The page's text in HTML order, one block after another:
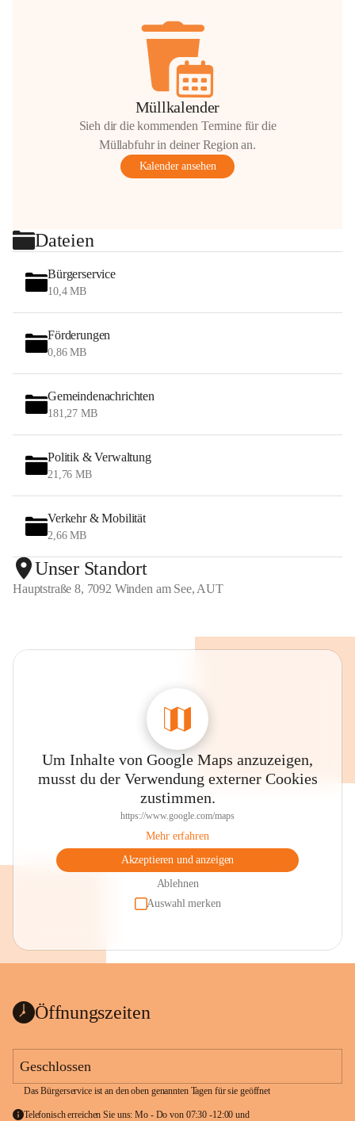
Müllkalender
Sieh dir die kommenden Termine für die
Müllabfuhr in deiner Region an.
Kalender ansehen
Dateien
Bürgerservice
10,4 MB
Förderungen
0,86 MB
Gemeindenachrichten
181,27 MB
Politik & Verwaltung
21,76 MB
Verkehr & Mobilität
2,66 MB
Unser Standort
Hauptstraße 8, 7092 Winden am See, AUT
Um Inhalte von Google Maps anzuzeigen,
musst du der Verwendung externer Cookies
zustimmen.
https://www.google.com/maps
Mehr erfahren
Akzeptieren und anzeigen
Ablehnen
Auswahl merken
Öffnungszeiten
Geschlossen
Das Bürgerservice ist an den oben genannten Tagen für sie geöffnet
Telefonisch erreichen Sie uns: Mo - Do von 07:30 -12:00 und